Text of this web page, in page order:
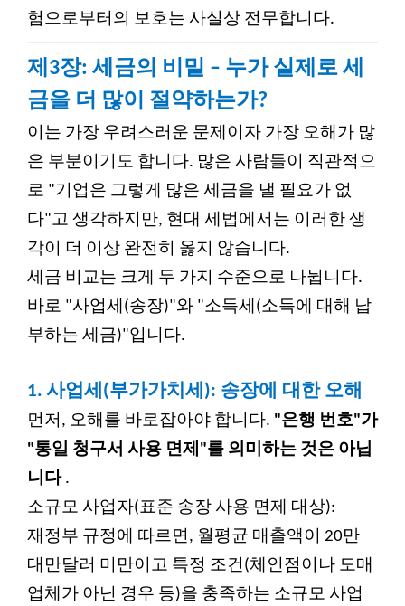
험으로부터의 보호는 사실상 전무합니다.
제3장: 세금의 비밀 – 누가 실제로 세
금을 더 많이 절약하는가?
이는 가장 우려스러운 문제이자 가장 오해가 많
은 부분이기도 합니다. 많은 사람들이 직관적으
로 "기업은 그렇게 많은 세금을 낼 필요가 없
다"고 생각하지만, 현대 세법에서는 이러한 생
각이 더 이상 완전히 옳지 않습니다.
세금 비교는 크게 두 가지 수준으로 나뉩니다.
바로 "사업세(송장)"와 "소득세(소득에 대해 납
부하는 세금)"입니다.
1. 사업세(부가가치세): 송장에 대한 오해
먼저, 오해를 바로잡아야 합니다. "은행 번호"가
"통일 청구서 사용 면제"를 의미하는 것은 아닙
니다.
소규모 사업자(표준 송장 사용 면제 대상):
재정부 규정에 따르면, 월평균 매출액이 20만
대만달러 미만이고 특정 조건(체인점이나 도매
업체가 아닌 경우 등)을 충족하는 소규모 사업